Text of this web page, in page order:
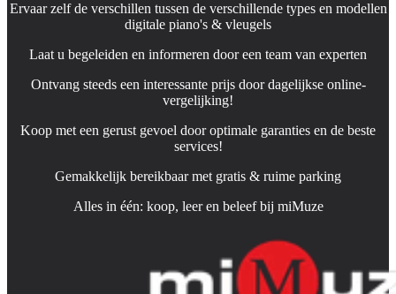
Ervaar zelf de verschillen tussen de verschillende types en modellen
digitale piano's & vleugels
Laat u begeleiden en informeren door een team van experten
Ontvang steeds een interessante prijs door dagelijkse online-
vergelijking!
Koop met een gerust gevoel door optimale garanties en de beste
services!
Gemakkelijk bereikbaar met gratis & ruime parking
Alles in één: koop, leer en beleef bij miMuze